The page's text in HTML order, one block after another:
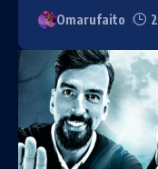
Omarufaito